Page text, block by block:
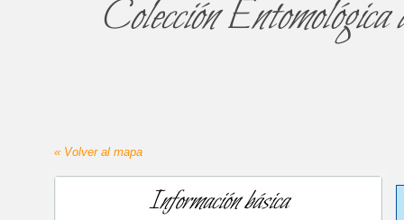
Colección
« Volver al mapa
Información básica